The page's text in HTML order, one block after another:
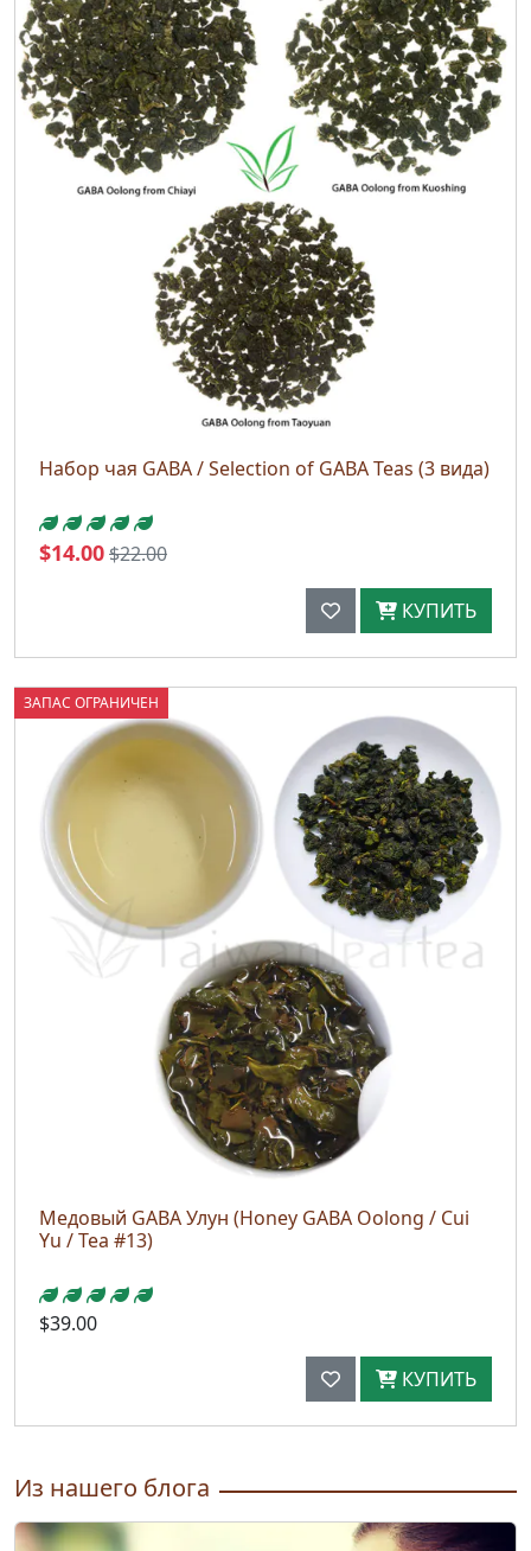
Набор чая GABA / Selection of GABA Teas (3 вида)
$14.00$22.00
КУПИТЬ
ЗАПАС ОГРАНИЧЕН
Медовый GABA Улун (Honey GABA Oolong / Cui
Yu / Tea #13)
$39.00
КУПИТЬ
Из нашего блога